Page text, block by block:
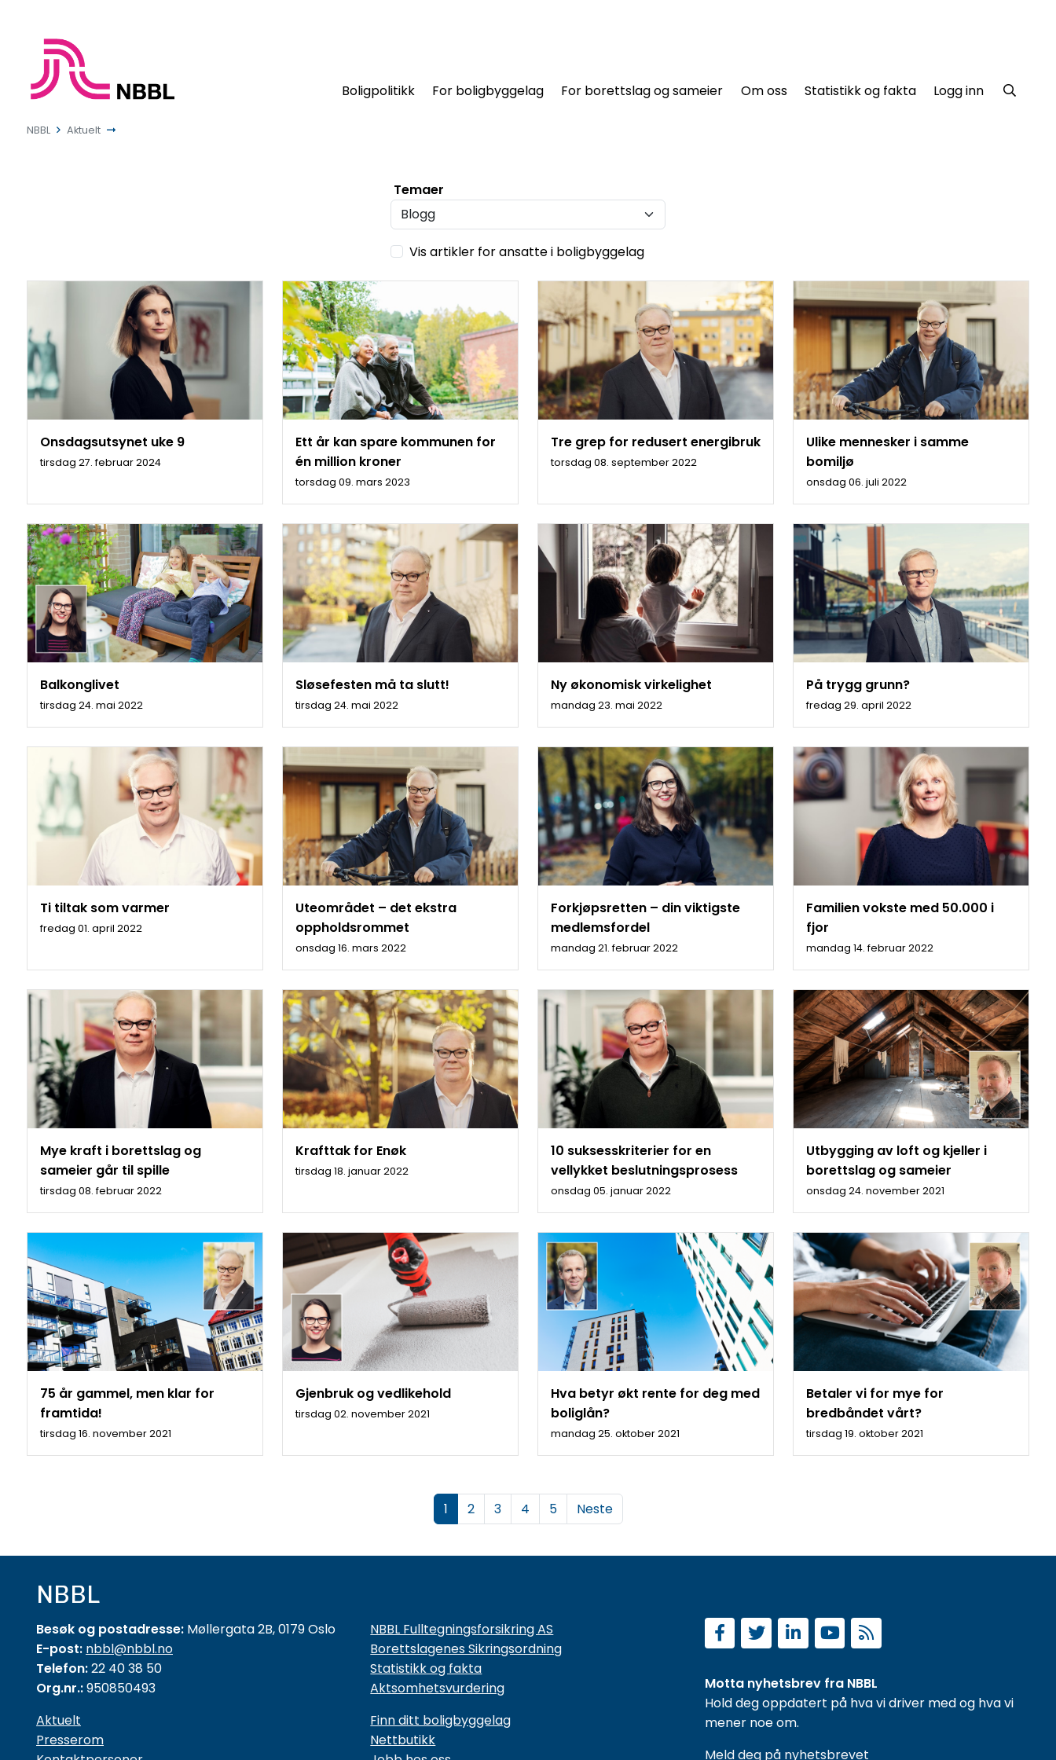
Boligpolitikk For boligbyggelag For borettslag og sameier Om oss Statistikk og fakta Logg inn
NBBL Aktuelt
Temaer
Vis artikler for ansatte i boligbyggelag
Onsdagsutsynet uke 9
tirsdag 27. februar 2024
Ett år kan spare kommunen for
én million kroner
torsdag 09. mars 2023
Tre grep for redusert energibruk
torsdag 08. september 2022
Ulike mennesker i samme
bomiljø
onsdag 06. juli 2022
Balkonglivet
tirsdag 24. mai 2022
Sløsefesten må ta slutt!
tirsdag 24. mai 2022
Ny økonomisk virkelighet
mandag 23. mai 2022
På trygg grunn?
fredag 29. april 2022
Ti tiltak som varmer
fredag 01. april 2022
Uteområdet – det ekstra
oppholdsrommet
onsdag 16. mars 2022
Forkjøpsretten – din viktigste
medlemsfordel
mandag 21. februar 2022
Familien vokste med 50.000 i
fjor
mandag 14. februar 2022
Mye kraft i borettslag og
sameier går til spille
tirsdag 08. februar 2022
Krafttak for Enøk
tirsdag 18. januar 2022
10 suksesskriterier for en
vellykket beslutningsprosess
onsdag 05. januar 2022
Utbygging av loft og kjeller i
borettslag og sameier
onsdag 24. november 2021
75 år gammel, men klar for
framtida!
tirsdag 16. november 2021
Gjenbruk og vedlikehold
tirsdag 02. november 2021
Hva betyr økt rente for deg med
boliglån?
mandag 25. oktober 2021
Betaler vi for mye for
bredbåndet vårt?
tirsdag 19. oktober 2021
1(
c
n
t
)
2 3 4 5 Neste
NBBL
Besøk og postadresse: Møllergata 2B, 0179 Oslo
E-post: nbbl@nbbl.no
Telefon:22 40 38 50
Org.nr.:950850493
Aktuelt
Presserom
NBBL Fulltegningsforsikring AS
Borettslagenes Sikringsordning
Statistikk og fakta
Aktsomhetsvurdering
Finn ditt boligbyggelag
Nettbutikk
Motta nyhetsbrev fra NBBL
Hold deg oppdatert på hva vi driver med og hva vi
mener noe om.
Meld deg på nyhetsbrevet